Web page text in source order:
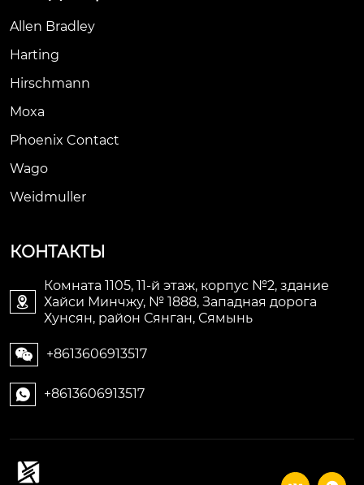
Allen Bradley
Harting
Hirschmann
Moxa
Phoenix Contact
Wago
Weidmuller
КОНТАКТЫ

Комната 1105, 11-й этаж, корпус №2, здание
Хайси Минчжу, № 1888, Западная дорога
Хунсян, район Сянган, Сямынь
 +8613606913517
 +8613606913517